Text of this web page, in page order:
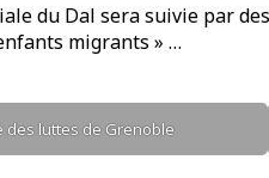
du Dal sera suivie par
migrants » …
des luttes de Grenoble